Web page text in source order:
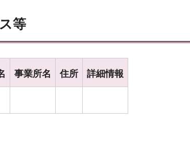
等
事業所名 住所 詳細情報